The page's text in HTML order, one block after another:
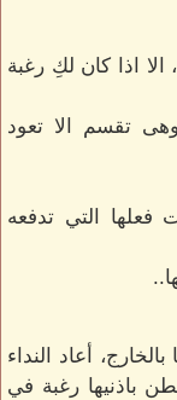
الا اذا كان لكِ رغبة
تقسم الا تعود
التي تدفعه
أعاد النداء
باذنيها رغبة في